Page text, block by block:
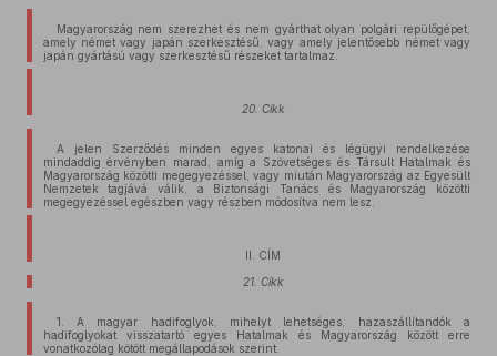
Magyarország nem szerezhet és nem gyárthat olyan polgári repülőgépet,
amely német vagy japán szerkesztésű, vagy amely jelentősebb német vagy
japán gyártású vagy szerkesztésű részeket tartalmaz.
20. Cikk
A jelen Szerződés minden egyes katonai és légügyi rendelkezése
mindaddig érvényben marad, amíg a Szövetséges és Társult Hatalmak és
Magyarország közötti megegyezéssel, vagy miután Magyarország az Egyesült
Nemzetek tagjává válik, a Biztonsági Tanács és Magyarország közötti
megegyezéssel egészben vagy részben módosítva nem lesz.
II. CÍM
21. Cikk
1. A magyar hadifoglyok, mihelyt lehetséges, hazaszállítandók a
hadifoglyokat visszatartó egyes Hatalmak és Magyarország között erre
vonatkozólag kötött megállapodások szerint.